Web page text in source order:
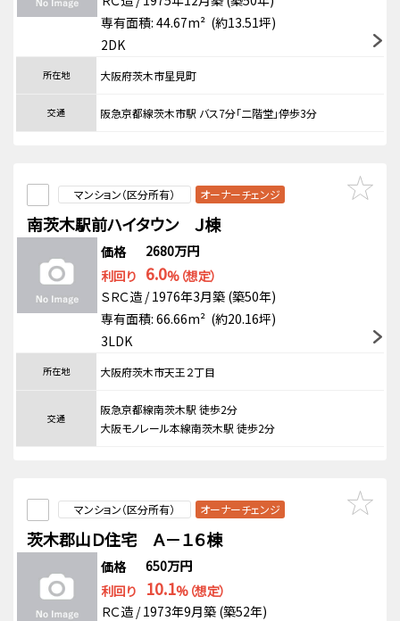
専有面積: 44.67m² (約13.51坪)
2DK
所在地 大阪府茨木市星見町
交通 阪急京都線茨木市駅 バス7分「二階堂」停歩3分
マンション（区分所有） オーナーチェンジ
南茨木駅前ハイタウン Ｊ棟
価格
2680万円
利回り 6.0%（想定）
ＳＲＣ造 / 1976年3月築 (築50年)
専有面積: 66.66m² (約20.16坪)
3LDK
所在地 大阪府茨木市天王２丁目
交通
阪急京都線南茨木駅 徒歩2分
大阪モノレール本線南茨木駅 徒歩2分
マンション（区分所有） オーナーチェンジ
茨木郡山Ｄ住宅 Ａ－１６棟
価格
650万円
利回り
10.1%（想定）
ＲＣ造 / 1973年9月築 (築52年)